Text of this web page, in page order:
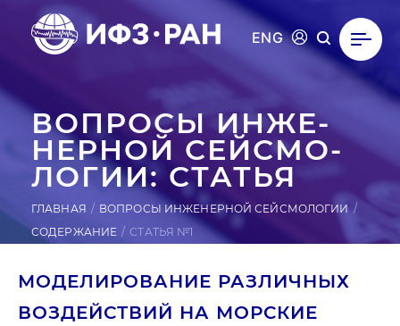
ENG
ВОПРОСЫ ИН­ЖЕ­
НЕР­НОЙ СЕЙ­СМО­
ЛОГИИ: СТАТЬЯ
ГЛАВНАЯ
ВОПРОСЫ ИНЖЕНЕРНОЙ СЕЙСМОЛОГИИ
СОДЕРЖАНИЕ
СТАТЬЯ №1
МОДЕЛИРОВАНИЕ РАЗЛИЧНЫХ
ВОЗДЕЙСТВИЙ НА МОРСКИЕ